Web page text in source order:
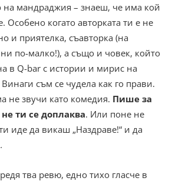
мандраджия – знаеш, че има кой
Особено когато авторката ти е не
и приятелка, съавторка (на
по-малко!), а също и човек, който
в Q-bar с истории и мирис на
съм се чудела как го прави.
не звучи като комедия. Пише за
ти се доплаква. Или поне не
иде да викаш „Наздраве!“ и да
тва ревю, едно тихо гласче в